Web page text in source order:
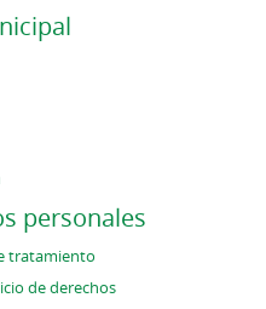
personales
tratamiento
de derechos